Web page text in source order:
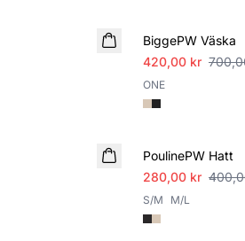
BiggePW Väska
420,00 kr
ONE
PoulinePW Hatt
280,00 kr
S/M M/L